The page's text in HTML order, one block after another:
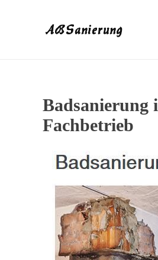
Badsanierung
Fachbetrieb